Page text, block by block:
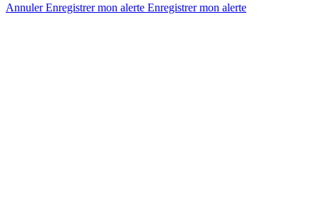
AnnulerEnregistrer mon alerte Enregistrermon alerte